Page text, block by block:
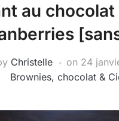
au
Christelle on 24
Brownies, chocolat &